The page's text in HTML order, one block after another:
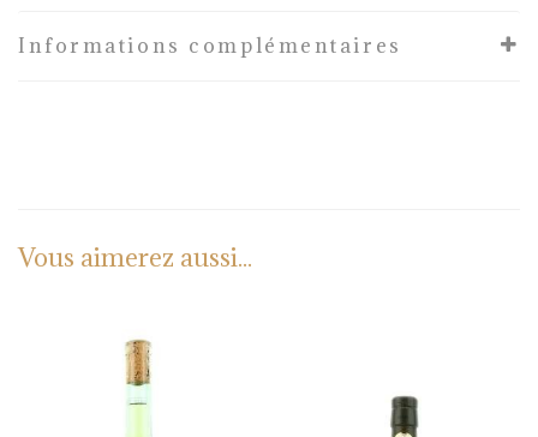
Informations complémentaires
Vous aimerez aussi...